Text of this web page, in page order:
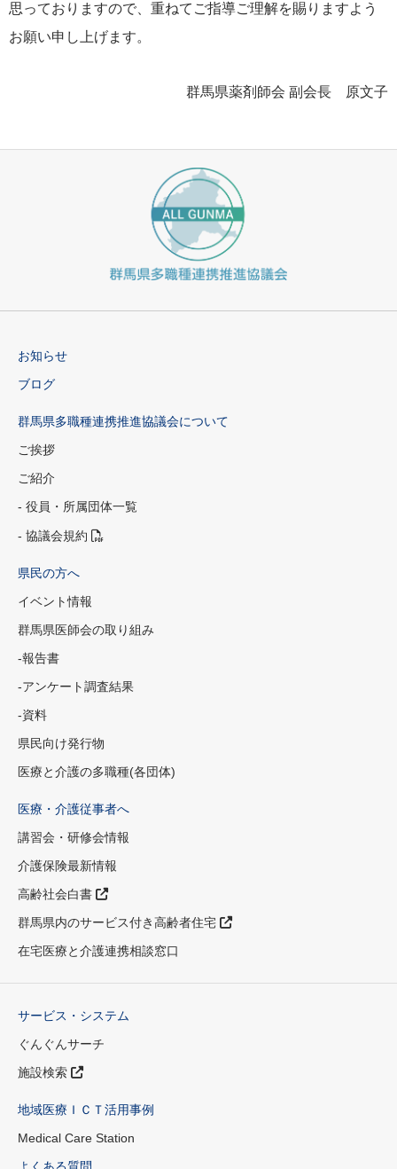
思っておりますので、重ねてご指導ご理解を賜りますよう
お願い申し上げます。
群馬県薬剤師会 副会長 原文子
お知らせ
ブログ
群馬県多職種連携推進協議会について
ご挨拶
ご紹介
- 役員・所属団体一覧
- 協議会規約
県民の方へ
イベント情報
群馬県医師会の取り組み
-報告書
-アンケート調査結果
-資料
県民向け発行物
医療と介護の多職種(各団体)
医療・介護従事者へ
講習会・研修会情報
介護保険最新情報
高齢社会白書
群馬県内のサービス付き高齢者住宅
在宅医療と介護連携相談窓口
サービス・システム
ぐんぐんサーチ
施設検索
地域医療ＩＣＴ活用事例
Medical Care Station